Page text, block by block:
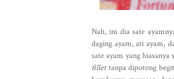
Nah, ini dia sate
daging ayam, ati ayam,
sate ayam yang
fillettanpa dipotong